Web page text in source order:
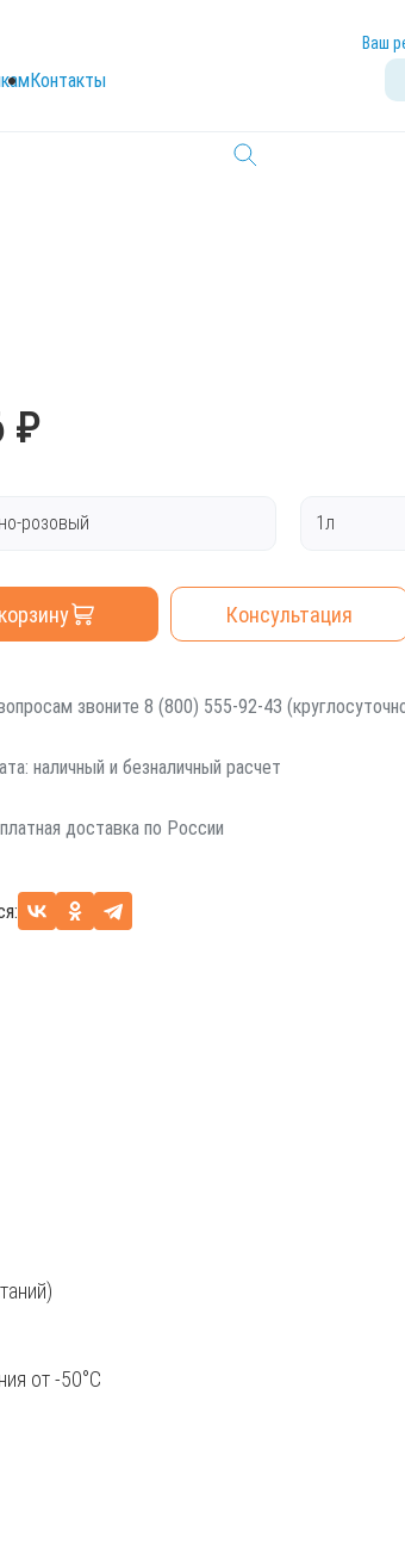
Ваш
Контакты
₽
розовый 1л
Консультация
звоните 8 (800) 555-92-43
наличный и безналичный расчет
доставка по России
от -50°С